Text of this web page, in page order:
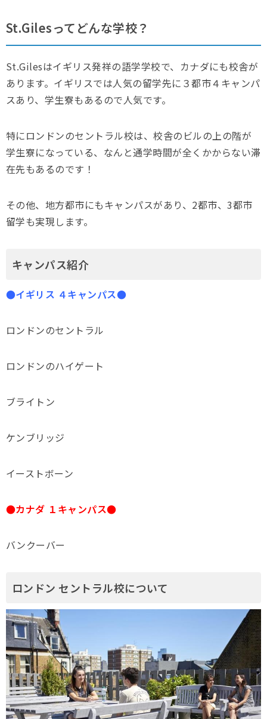
St.Gilesってどんな学校？
St.Gilesはイギリス発祥の語学学校で、カナダにも校舎が
あります。イギリスでは人気の留学先に３都市４キャンパ
スあり、学生寮もあるので人気です。
特にロンドンのセントラル校は、校舎のビルの上の階が
学生寮になっている、なんと通学時間が全くかからない滞
在先もあるのです！
その他、地方都市にもキャンパスがあり、2都市、3都市
留学も実現します。
キャンパス紹介
●イギリス ４キャンパス●
ロンドンのセントラル
ロンドンのハイゲート
ブライトン
ケンブリッジ
イーストボーン
●カナダ １キャンパス●
バンクーバー
ロンドン セントラル校について